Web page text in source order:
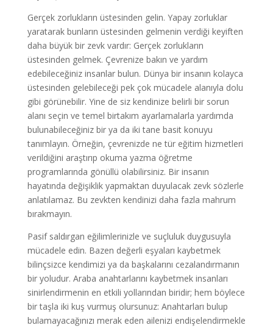
Gerçek zorlukların üstesinden gelin. Yapay zorluklar
yaratarak bunların üstesinden gelmenin verdiği keyiften
daha büyük bir zevk vardır: Gerçek zorlukların
üstesinden gelmek. Çevrenize bakın ve yardım
edebileceğiniz insanlar bulun. Dünya bir insanın kolayca
üstesinden gelebileceği pek çok mücadele alanıyla dolu
gibi görünebilir. Yine de siz kendinize belirli bir sorun
alanı seçin ve temel birtakım ayarlamalarla yardımda
bulunabileceğiniz bir ya da iki tane basit konuyu
tanımlayın. Örneğin, çevrenizde ne tür eğitim hizmetleri
verildiğini araştırıp okuma yazma öğretme
programlarında gönüllü olabilirsiniz. Bir insanın
hayatında değişiklik yapmaktan duyulacak zevk sözlerle
anlatılamaz. Bu zevkten kendinizi daha fazla mahrum
bırakmayın.
Pasif saldırgan eğilimlerinizle ve suçluluk duygusuyla
mücadele edin. Bazen değerli eşyaları kaybetmek
bilinçsizce kendimizi ya da başkalarını cezalandırmanın
bir yoludur. Araba anahtarlarını kaybetmek insanları
sinirlendirmenin en etkili yollarından biridir; hem böylece
bir taşla iki kuş vurmuş olursunuz: Anahtarları bulup
bulamayacağınızı merak eden ailenizi endişelendirmekle